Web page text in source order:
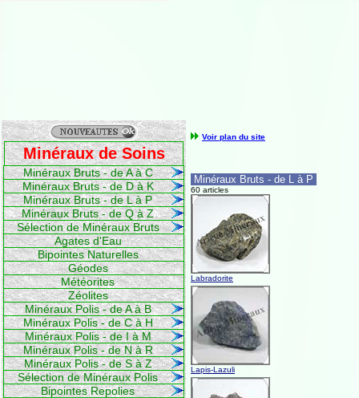
Minéraux de Soins
Minéraux Bruts - de A à C
Minéraux Bruts - de D à K
Minéraux Bruts - de L à P
Minéraux Bruts - de Q à Z
Sélection de Minéraux Bruts
Agates d'Eau
Bipointes Naturelles
Géodes
Météorites
Zéolites
Minéraux Polis - de A à B
Minéraux Polis - de C à H
Minéraux Polis - de I à M
Minéraux Polis - de N à R
Minéraux Polis - de S à Z
Sélection de Minéraux Polis
Bipointes Repolies
Voir plan du site
Minéraux Bruts - de L à P
60 articles
Labradorite
Lapis-Lazuli